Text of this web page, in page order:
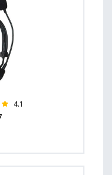
4.1